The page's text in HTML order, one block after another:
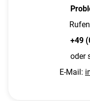
+49
oder
E-Mail: